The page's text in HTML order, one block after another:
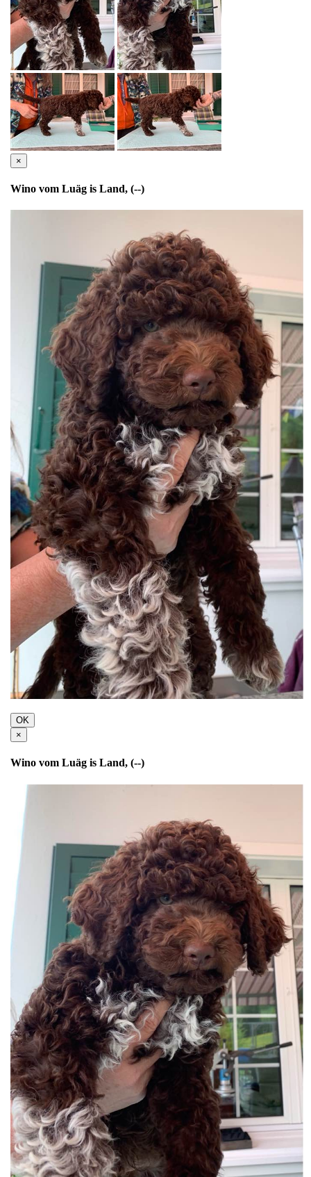
×
Wino vom Luäg is Land, (--)
OK
×
Wino vom Luäg is Land, (--)